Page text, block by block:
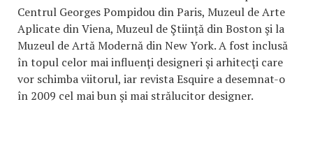
Centrul Georges Pompidou din Paris, Muzeul de Arte
Aplicate din Viena, Muzeul de Ştiinţă din Boston şi la
Muzeul de Artă Modernă din New York. A fost inclusă
în topul celor mai influenţi designeri şi arhitecţi care
vor schimba viitorul, iar revista Esquire a desemnat-o
în 2009 cel mai bun şi mai strălucitor designer.